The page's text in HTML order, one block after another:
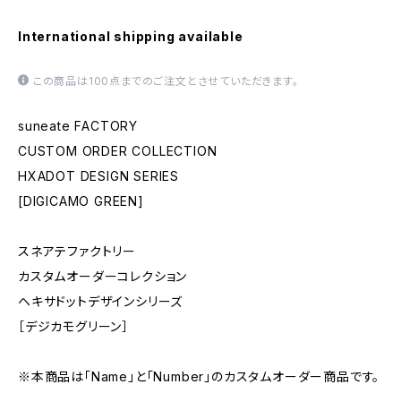
International shipping available
この商品は100点までのご注文とさせていただきます。
suneate FACTORY
CUSTOM ORDER COLLECTION
HXADOT DESIGN SERIES
[DIGICAMO GREEN]
スネアテファクトリー
カスタムオーダーコレクション
ヘキサドットデザインシリーズ
［デジカモグリーン］
※本商品は「Name」と「Number」のカスタムオーダー商品です。